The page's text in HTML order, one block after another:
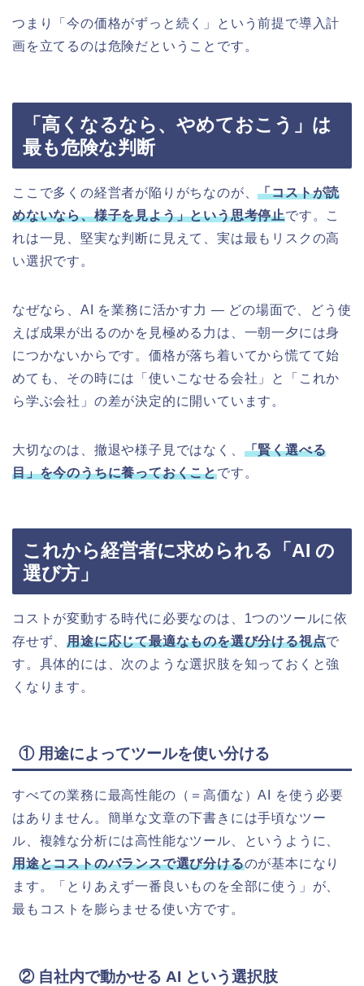
つまり「今の価格がずっと続く」という前提で導入計
画を立てるのは危険だということです。
「高くなるなら、やめておこう」は
最も危険な判断
ここで多くの経営者が陥りがちなのが、「コストが読
めないなら、様子を見よう」という思考停止です。こ
れは一見、堅実な判断に見えて、実は最もリスクの高
い選択です。
なぜなら、AI を業務に活かす力 ― どの場面で、どう使
えば成果が出るのかを見極める力は、一朝一夕には身
につかないからです。価格が落ち着いてから慌てて始
めても、その時には「使いこなせる会社」と「これか
ら学ぶ会社」の差が決定的に開いています。
大切なのは、撤退や様子見ではなく、 「賢く選べる
目」を今のうちに養っておくことです。
これから経営者に求められる「AI の
選び方」
コストが変動する時代に必要なのは、1つのツールに依
存せず、用途に応じて最適なものを選び分ける視点で
す。具体的には、次のような選択肢を知っておくと強
くなります。
① 用途によってツールを使い分ける
すべての業務に最高性能の（＝高価な）AI を使う必要
はありません。簡単な文章の下書きには手頃なツー
ル、複雑な分析には高性能なツール、というように、
用途とコストのバランスで選び分けるのが基本になり
ます。「とりあえず一番良いものを全部に使う」が、
最もコストを膨らませる使い方です。
② 自社内で動かせる AI という選択肢